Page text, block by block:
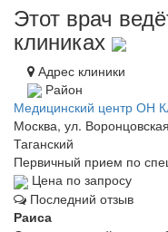
Этот врач
клиниках
Адрес клиники
Район
Медицинский центр ОН
Москва, ул.
Таганский
Первичный прием по
Цена по запросу
Последний отзыв
Раиса